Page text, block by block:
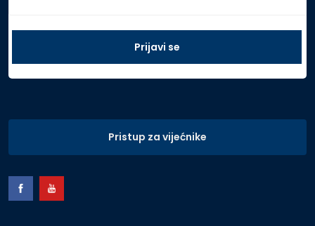
Pristup za vijećnike